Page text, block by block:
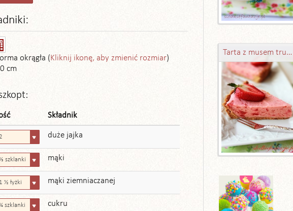
okrągła (Kliknij ikonę, aby zmienić rozmiar)
cm
Składnik
duże jajka
szklanki mąki
1 ½ łyżki mąki ziemniaczanej
szklanki cukru
Tarta z musem truskawkowo-rabarbarowym